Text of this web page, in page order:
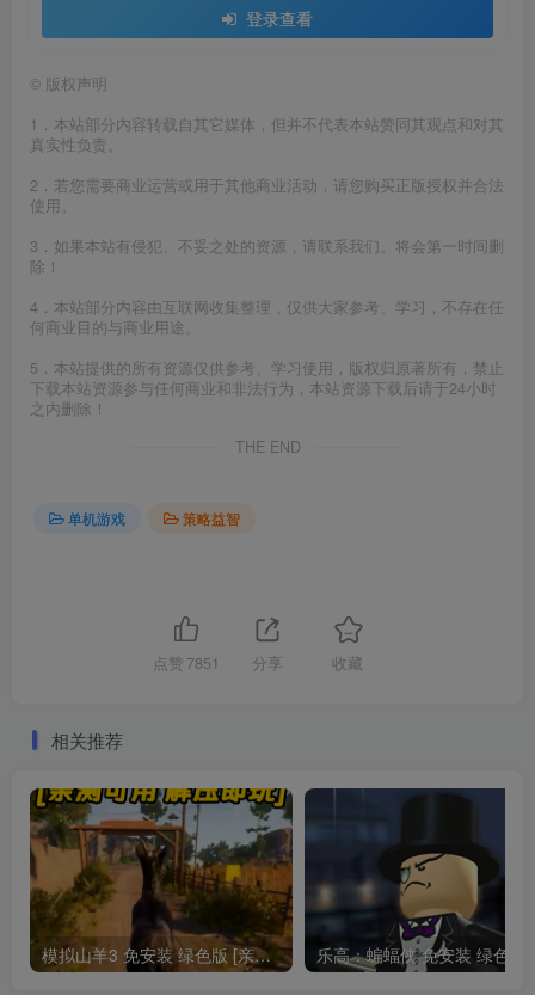
登录查看
© 版权声明
1．本站部分内容转载自其它媒体，但并不代表本站赞同其观点和对其
真实性负责。
2．若您需要商业运营或用于其他商业活动，请您购买正版授权并合法
使用。
3．如果本站有侵犯、不妥之处的资源，请联系我们。将会第一时间删
除！
4．本站部分内容由互联网收集整理，仅供大家参考、学习，不存在任
何商业目的与商业用途。
5．本站提供的所有资源仅供参考、学习使用，版权归原著所有，禁止
下载本站资源参与任何商业和非法行为，本站资源下载后请于24小时
之内删除！
THE END
单机游戏 策略益智
点赞 7851 分享 收藏
相关推荐
模拟山羊3 免安装 绿色版 [亲测可用 解压即玩]【4.16GB】